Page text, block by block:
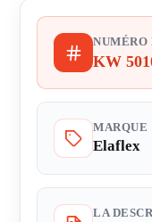
KW
MARQUE
Elaflex
LA